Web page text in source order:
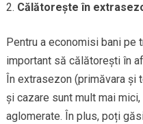
Călătorește în
Pentru a economisi bani pe
important să călătorești în
În extrasezon (primăvara și
și cazare sunt mult mai
aglomerate. În plus, poți